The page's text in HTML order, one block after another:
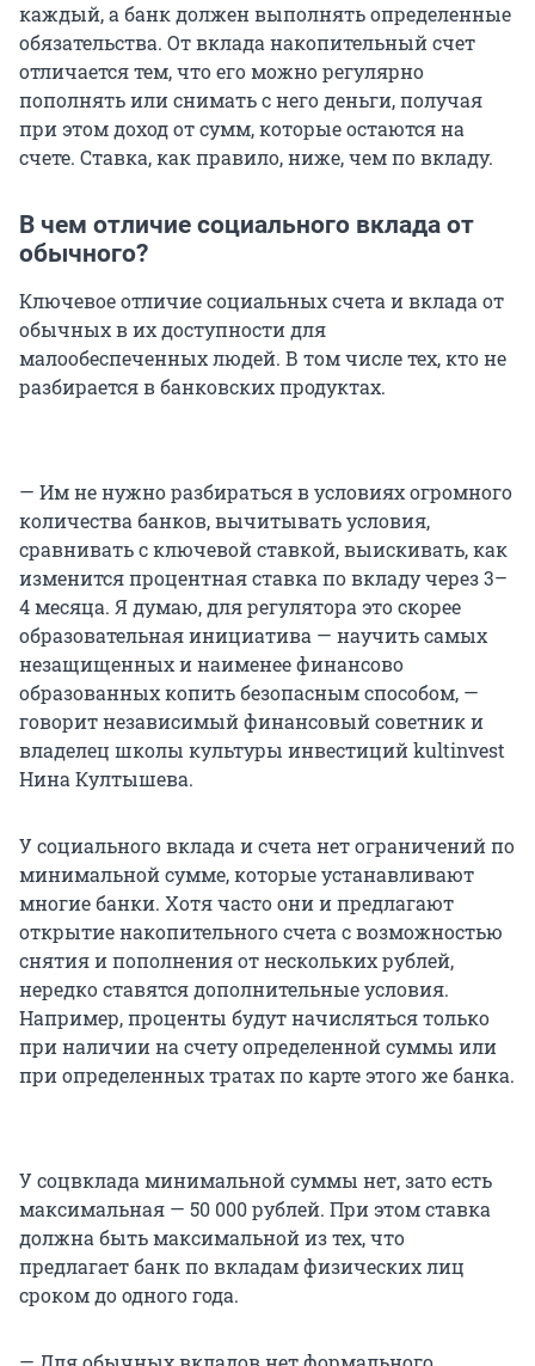
каждый, а банк должен выполнять определенные
обязательства. От вклада накопительный счет
отличается тем, что его можно регулярно
пополнять или снимать с него деньги, получая
при этом доход от сумм, которые остаются на
счете. Ставка, как правило, ниже, чем по вкладу.
В чем отличие социального вклада от
обычного?
Ключевое отличие социальных счета и вклада от
обычных в их доступности для
малообеспеченных людей. В том числе тех, кто не
разбирается в банковских продуктах.
— Им не нужно разбираться в условиях огромного
количества банков, вычитывать условия,
сравнивать с ключевой ставкой, выискивать, как
изменится процентная ставка по вкладу через 3–
4 месяца. Я думаю, для регулятора это скорее
образовательная инициатива — научить самых
незащищенных и наименее финансово
образованных копить безопасным способом, —
говорит независимый финансовый советник и
владелец школы культуры инвестиций kultinvest
Нина Култышева.
У социального вклада и счета нет ограничений по
минимальной сумме, которые устанавливают
многие банки. Хотя часто они и предлагают
открытие накопительного счета с возможностью
снятия и пополнения от нескольких рублей,
нередко ставятся дополнительные условия.
Например, проценты будут начисляться только
при наличии на счету определенной суммы или
при определенных тратах по карте этого же банка.
У соцвклада минимальной суммы нет, зато есть
максимальная — 50 000 рублей. При этом ставка
должна быть максимальной из тех, что
предлагает банк по вкладам физических лиц
сроком до одного года.